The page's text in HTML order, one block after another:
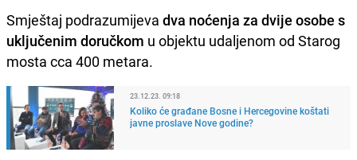
Smještaj podrazumijeva dva noćenja za dvije osobe s
uključenim doručkom u objektu udaljenom od Starog
mosta cca 400 metara.
23.12.23. 09:18
Koliko će građane Bosne i Hercegovine koštati
javne proslave Nove godine?